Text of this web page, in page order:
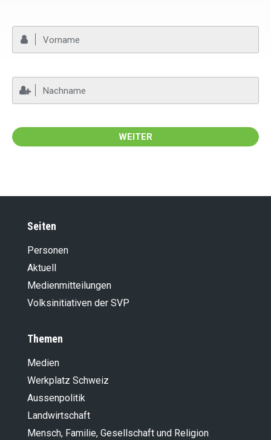
Seiten
Personen
Aktuell
Medienmitteilungen
Volksinitiativen der SVP
Themen
Medien
Werkplatz Schweiz
Aussenpolitik
Landwirt­schaft
Mensch, Familie, Gesellschaft und Religion